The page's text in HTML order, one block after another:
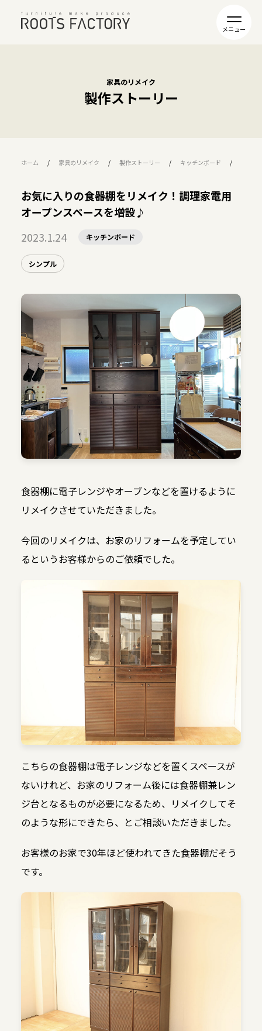
家具のリメイク
製作ストーリー
ホーム 家具のリメイク 製作ストーリー キッチンボード
お気に入りの食器棚をリメイク！調理家電用
オープンスペースを増設♪
2023.1.24
キッチンボード
シンプル
食器棚に電子レンジやオーブンなどを置けるように
リメイクさせていただきました。
今回のリメイクは、お家のリフォームを予定してい
るというお客様からのご依頼でした。
こちらの食器棚は電子レンジなどを置くスペースが
ないけれど、お家のリフォーム後には食器棚兼レン
ジ台となるものが必要になるため、リメイクしてそ
のような形にできたら、とご相談いただきました。
お客様のお家で30年ほど使われてきた食器棚だそう
です。